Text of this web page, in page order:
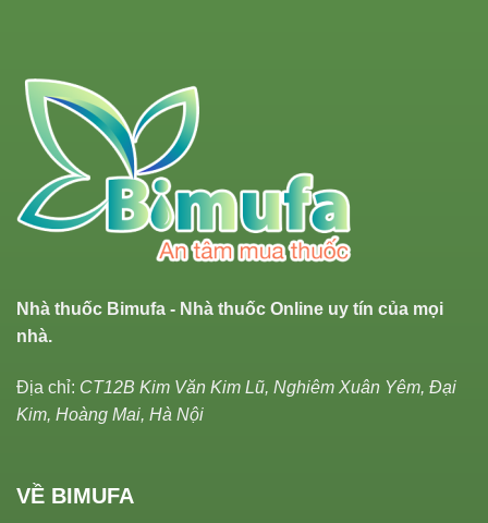
Nhà thuốc Bimufa - Nhà thuốc Online uy tín của mọi
nhà.
Địa chỉ: CT12B Kim Văn Kim Lũ, Nghiêm Xuân Yêm, Đại
Kim, Hoàng Mai, Hà Nội
VỀ BIMUFA